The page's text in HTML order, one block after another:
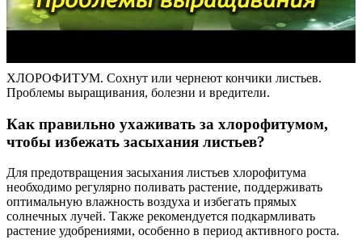
ХЛОРОФИТУМ. Cохнут или чернеют кончики листьев.
Проблемы выращивания, болезни и вредители.
Как правильно ухаживать за хлорофитумом,
чтобы избежать засыхания листьев?
Для предотвращения засыхания листьев хлорофитума
необходимо регулярно поливать растение, поддерживать
оптимальную влажность воздуха и избегать прямых
солнечных лучей. Также рекомендуется подкармливать
растение удобрениями, особенно в период активного роста.